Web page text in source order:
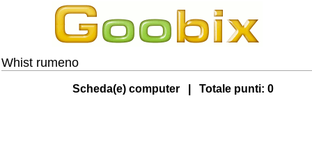
Whist rumeno
Scheda(e) computer | Totale punti: 0